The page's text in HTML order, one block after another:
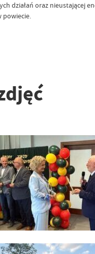
działań oraz nieustającej
powiecie.